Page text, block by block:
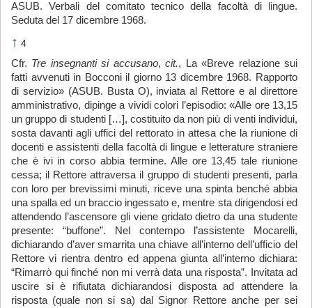
ASUB. Verbali del comitato tecnico della facoltà di lingue.
Seduta del 17 dicembre 1968.
↑ 4
Cfr. Tre insegnanti si accusano,cit., La «Breve relazione sui
fatti avvenuti in Bocconi il giorno 13 dicembre 1968. Rapporto
di servizio» (ASUB. Busta O), inviata al Rettore e al direttore
amministrativo, dipinge a vividi colori l’episodio: «Alle ore 13,15
un gruppo di studenti […], costituito da non più di venti individui,
sosta davanti agli uffici del rettorato in attesa che la riunione di
docenti e assistenti della facoltà di lingue e letterature straniere
che è ivi in corso abbia termine. Alle ore 13,45 tale riunione
cessa; il Rettore attraversa il gruppo di studenti presenti, parla
con loro per brevissimi minuti, riceve una spinta benché abbia
una spalla ed un braccio ingessato e, mentre sta dirigendosi ed
attendendo l’ascensore gli viene gridato dietro da una studente
presente: “buffone”. Nel contempo l’assistente Mocarelli,
dichiarando d’aver smarrita una chiave all’interno dell’ufficio del
Rettore vi rientra dentro ed appena giunta all’interno dichiara:
“Rimarrò qui finché non mi verrà data una risposta”. Invitata ad
uscire si è rifiutata dichiarandosi disposta ad attendere la
risposta (quale non si sa) dal Signor Rettore anche per sei